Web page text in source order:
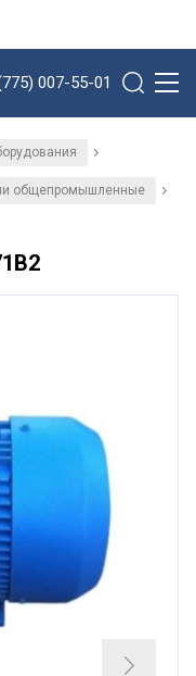
007-55-01
/
общепромышленные /